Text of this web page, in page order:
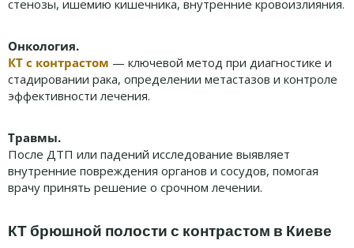
стенозы, ишемию кишечника, внутренние кровоизлияния.
Онкология.
КТ с контрастом — ключевой метод при диагностике и
стадировании рака, определении метастазов и контроле
эффективности лечения.
Травмы.
После ДТП или падений исследование выявляет
внутренние повреждения органов и сосудов, помогая
врачу принять решение о срочном лечении.
КТ брюшной полости с контрастом в Киеве